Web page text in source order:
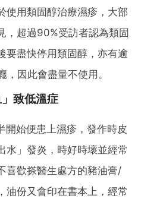
使用類固醇治療濕疹，大部
，超過90%受訪者認為類固
要盡快停用類固醇，亦有逾
因此會盡量不使用。
致低溫症
始便患上濕疹，發作時皮
水」發炎，時好時壞並經常
喜歡搽醫生處方的豬油膏/
油份又會印在書本上，經常